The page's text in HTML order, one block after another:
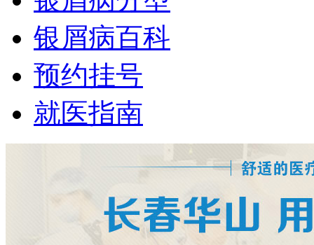
银屑病百科
预约挂号
就医指南